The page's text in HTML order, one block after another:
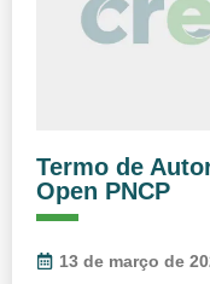
Termo de
Open PNCP
13 de março de